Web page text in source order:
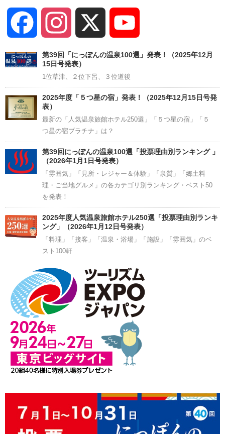
Facebook Instagram
Channel
第39回「にっぽんの温泉100選」発表！（2025年12月
15日号発表）
1位草津、２位下呂、３位道後
2025年度「５つ星の宿」発表！（2025年12月15日号発
表）
最新の「人気温泉旅館ホテル250選」「５つ星の宿」「５
つ星の宿プラチナ」は？
第39回にっぽんの温泉100選「投票理由別ランキング 」
（2026年1月1日号発表）
「雰囲気」「見所・レジャー＆体験」「泉質」「郷土料
理・ご当地グルメ」の各カテゴリ別ランキング・ベスト50
を発表！
2025年度人気温泉旅館ホテル250選「投票理由別ランキ
ング」（2026年1月12日号発表）
「料理」「接客」「温泉・浴場」「施設」「雰囲気」のベ
スト100軒